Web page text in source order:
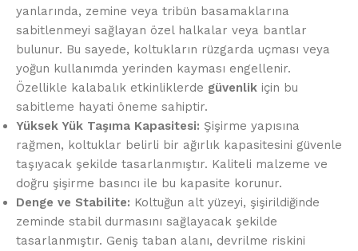
yanlarında, zemine veya tribün basamaklarına
sabitlenmeyi sağlayan özel halkalar veya bantlar
bulunur. Bu sayede, koltukların rüzgarda uçması veya
yoğun kullanımda yerinden kayması engellenir.
Özellikle kalabalık etkinliklerde güvenlik için bu
sabitleme hayati öneme sahiptir.
Yüksek Yük Taşıma Kapasitesi: Şişirme yapısına
rağmen, koltuklar belirli bir ağırlık kapasitesini güvenle
taşıyacak şekilde tasarlanmıştır. Kaliteli malzeme ve
doğru şişirme basıncı ile bu kapasite korunur.
Denge ve Stabilite: Koltuğun alt yüzeyi, şişirildiğinde
zeminde stabil durmasını sağlayacak şekilde
tasarlanmıştır. Geniş taban alanı, devrilme riskini